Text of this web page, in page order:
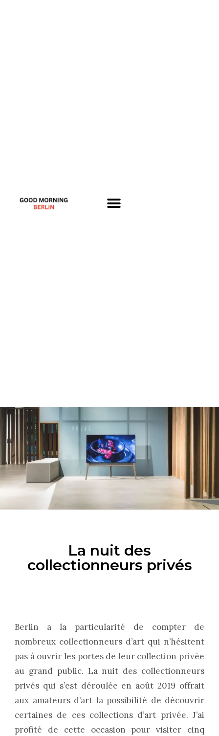
La nuit des
collectionneurs privés
Berlin a la particularité de compter de
nombreux collectionneurs d’art qui n’hésitent
pas à ouvrir les portes de leur collection privée
au grand public. La nuit des collectionneurs
privés qui s’est déroulée en août 2019 offrait
aux amateurs d’art la possibilité de découvrir
certaines de ces collections d’art privée. J’ai
profité de cette occasion pour visiter cinq